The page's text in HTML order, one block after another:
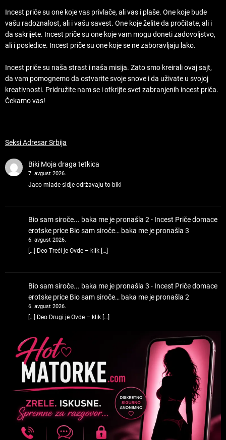
Incest priče su one koje vas privlače, ali vas i plaše. One koje bude
vašu radoznalost, ali i vašu savest. One koje želite da pročitate, ali i
da sakrijete. Incest priče su one koje vam mogu doneti zadovoljstvo,
ali i posledice. Incest priče su one koje se ne zaboravljaju lako.
Incest priče su naša strast i naša misija. Zato smo kreirali ovaj sajt,
da vam pomognemo da ostvarite svoje snove i da uživate u svojoj
kreativnosti. Pridružite nam se i otkrijte svet zabranjenih incest priča.
Čekamo vas!
Seksi Adresar Srbija
Biki Moja draga tetkica
7. avgust 2026.
Jaco mlade sldje održavaju to biki
Bio sam siroče... baka me je pronašla 2 - Incest Priče domace
erotske price Bio sam siroče… baka me je pronašla 3
6. avgust 2026.
[…] Deo Treći je Ovde – klik […]
Bio sam siroče... baka me je pronašla 3 - Incest Priče domace
erotske price Bio sam siroče… baka me je pronašla 2
6. avgust 2026.
[…] Deo Drugi je Ovde – klik […]